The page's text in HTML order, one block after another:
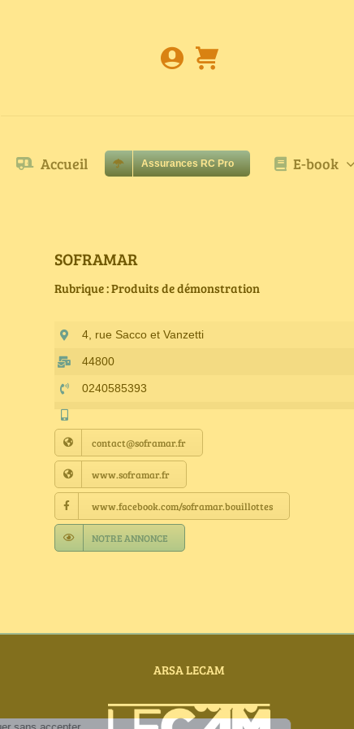
Accueil Assurances RC Pro E-book
SOFRAMAR
Rubrique : Produits de démonstration
4, rue Sacco et Vanzetti
44800
0240585393
contact@soframar.fr
www.soframar.fr
www.facebook.com/soframar.bouillottes
NOTRE ANNONCE
ARSA LECAM